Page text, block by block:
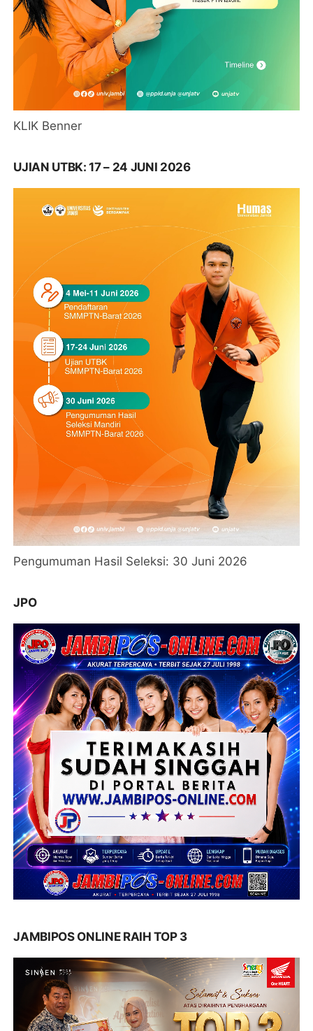
KLIK Benner
UJIAN UTBK: 17 – 24 JUNI 2026
Pengumuman Hasil Seleksi: 30 Juni 2026
JPO
JAMBIPOS ONLINE RAIH TOP 3